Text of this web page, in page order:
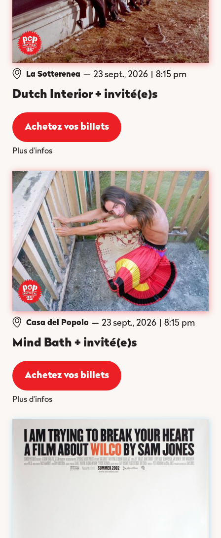
La Sotterenea — 23 sept., 2026 8:15 pm
Dutch Interior + invité(e)s
Achetez vos billets
Plus d'infos
Casa del Popolo — 23 sept., 2026 8:15 pm
Mind Bath + invité(e)s
Achetez vos billets
Plus d'infos